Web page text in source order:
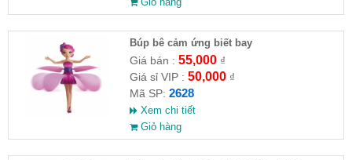
​Búp bê cảm ứng biết bay
Giá bán : 55,000₫
Giá sỉ VIP : 50,000₫
Mã SP: 2628
Xem chi tiết
Giỏ hàng